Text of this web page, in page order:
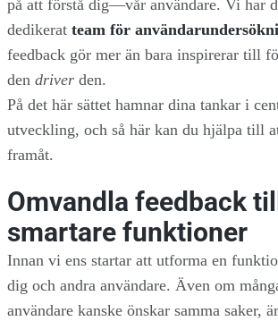
på att förstå dig—vår användare. Vi har
dedikerat team för
feedback gör mer än bara inspirerar till
den driver den.
På det här sättet hamnar dina tankar i
utveckling, och så här kan du hjälpa till
framåt.
Omvandla feedback till
smartare funktioner
Innan vi ens startar att utforma en
dig och andra användare. Även om
användare kanske önskar samma saker,